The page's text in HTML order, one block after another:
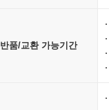
반품/교환 가능기간